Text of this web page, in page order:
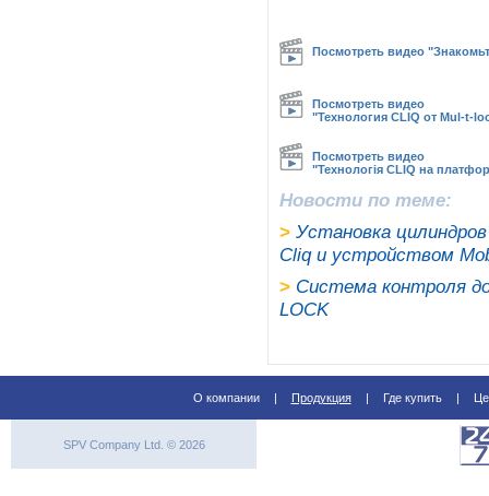
Посмотреть видео
Посмотреть видео
"Технология CLIQ от Mul-t-
Посмотреть видео
"Технологія CLIQ на
Новости по теме:
> Установка
Cliq и устройством
> Система контроля
LOCK
О компании | Продукция | Где купить |
SPV Company Ltd. © 2026